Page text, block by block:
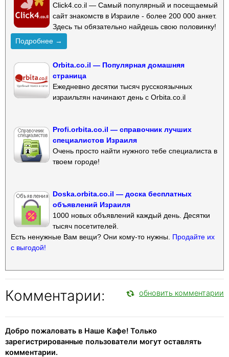
Click4.co.il — Самый популярный и посещаемый
сайт знакомств в Израиле - более 200 000 анкет.
Здесь ты обязательно найдешь свою половинку!
Подробнее →
Orbita.co.il — Популярная домашняя
страница
Ежедневно десятки тысяч русскоязычных
израильтян начинают день с Orbita.co.il
Profi.orbita.co.il — справочник лучших
специалистов Израиля
Очень просто найти нужного тебе специалиста в
твоем городе!
Doska.orbita.co.il — доска бесплатных
объявлений Израиля
1000 новых объявлений каждый день. Десятки
тысяч посетителей.
Есть ненужные Вам вещи? Они кому-то нужны. Продайте их
с выгодой!
Комментарии: обновить комментарии
Добро пожаловать в Наше Кафе! Только
зарегистрированные пользователи могут оставлять
комментарии.